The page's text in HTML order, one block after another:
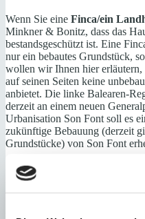
Wenn Sie eine Finca/ein
Minkner & Bonitz, dass das
bestandsgeschützt ist. Eine
nur ein bebautes Grundstück,
wollen wir Ihnen hier
auf seinen Seiten keine
anbietet. Die linke Balearen-
derzeit an einem neuen
Urbanisation Son Font soll es
zukünftige Bebauung (derzeit
Grundstücke) von Son Font
Zukünftig sollen nach diesem
nur noch Häuser mit einer
(Bruttogeschossfläche)